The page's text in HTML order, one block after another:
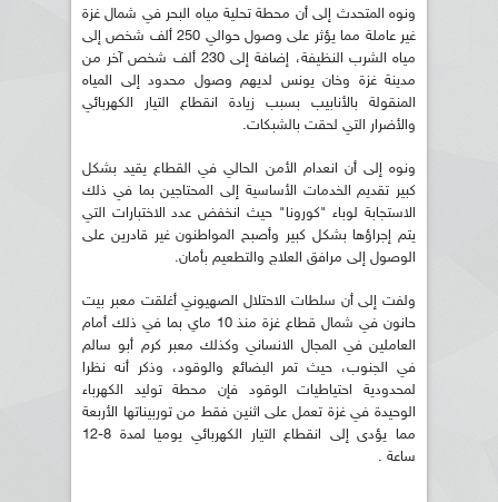
ونوه المتحدث إلى أن محطة تحلية مياه البحر في شمال غزة
غير عاملة مما يؤثر على وصول حوالي 250 ألف شخص إلى
مياه الشرب النظيفة، إضافة إلى 230 ألف شخص آخر من
مدينة غزة وخان يونس لديهم وصول محدود إلى المياه
المنقولة بالأنابيب بسبب زيادة انقطاع التيار الكهربائي
والأضرار التي لحقت بالشبكات.
ونوه إلى أن انعدام الأمن الحالي في القطاع يقيد بشكل
كبير تقديم الخدمات الأساسية إلى المحتاجين بما في ذلك
الاستجابة لوباء "كورونا" حيث انخفض عدد الاختبارات التي
يتم إجراؤها بشكل كبير وأصبح المواطنون غير قادرين على
الوصول إلى مرافق العلاج والتطعيم بأمان.
ولفت إلى أن سلطات الاحتلال الصهيوني أغلقت معبر بيت
حانون في شمال قطاع غزة منذ 10 ماي بما في ذلك أمام
العاملين في المجال الانساني وكذلك معبر كرم أبو سالم
في الجنوب، حيث تمر البضائع والوقود، وذكر أنه نظرا
لمحدودية احتياطيات الوقود فإن محطة توليد الكهرباء
الوحيدة في غزة تعمل على اثنين فقط من توربيناتها الأربعة
مما يؤدى إلى انقطاع التيار الكهربائي يوميا لمدة 8-12
ساعة .